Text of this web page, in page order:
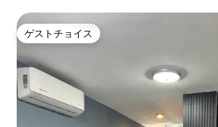
ゲストチョイス
ゲストチョイス